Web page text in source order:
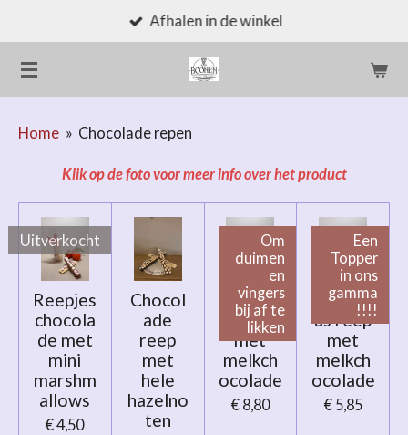
direct
naar
de
hoofdinhoud
Afhalen in de winkel
Home » Chocolade repen
Klik op de foto voor meer info over het product
Uitverkocht
Reepjes
chocola
de met
mini
marshm
allows
€ 4,50
Chocol
ade
reep
met
hele
hazelno
ten
Om
duimen
en
vingers
bij af te
likken
Crispie
reep
met
melkch
ocolade
€ 8,80
Een
Topper
in ons
gamma
!!!!
Specula
as reep
met
melkch
ocolade
€ 5,85